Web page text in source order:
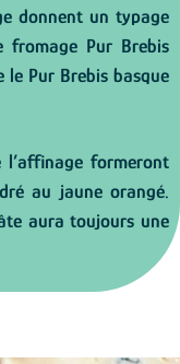
donnent un typage
fromage Pur Brebis
le Pur Brebis basque
formeront
au jaune orangé.
aura toujours une